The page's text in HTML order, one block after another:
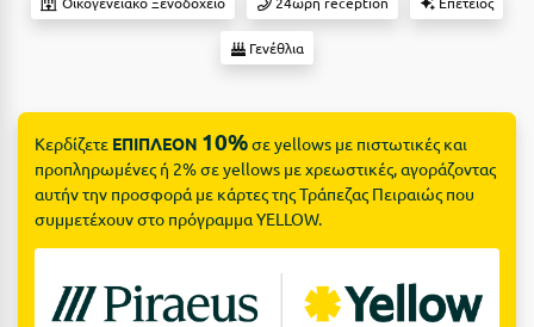
Βόλος
Γ
Γαλαξiδι
Γλυφάδα
Γρεβενά
Δες όλες τις προσφορές
Δες όλα τα πακέτα διακοπών
Γενέθλια
Κερδίζετε ΕΠΙΠΛΕΟΝ 10%σε yellows με πιστωτικές και
προπληρωμένες ή 2% σε yellows με χρεωστικές, αγοράζοντας
αυτήν την προσφορά με κάρτες της Τράπεζας Πειραιώς που
συμμετέχουν στο πρόγραμμα YELLOW.